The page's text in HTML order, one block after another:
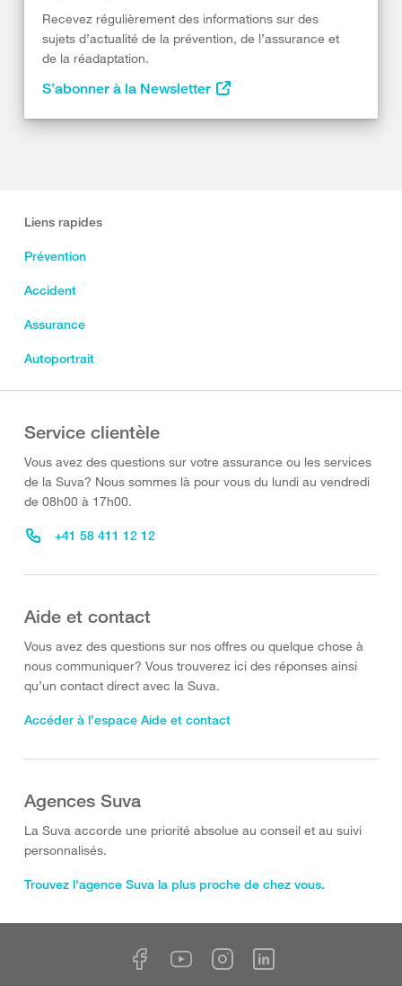
Recevez régulièrement des informations sur des
sujets d’actualité de la prévention, de l’assurance et
de la réadaptation.
S’abonner à la Newsletter
Liens rapides
Prévention
Accident
Assurance
Autoportrait
Service clientèle
Vous avez des questions sur votre assurance ou les services
de la Suva? Nous sommes là pour vous du lundi au vendredi
de 08h00 à 17h00.
+41 58 411 12 12
Aide et contact
Vous avez des questions sur nos offres ou quelque chose à
nous communiquer? Vous trouverez ici des réponses ainsi
qu’un contact direct avec la Suva.
Accéder à l’espace Aide et contact
Agences Suva
La Suva accorde une priorité absolue au conseil et au suivi
personnalisés.
Trouvez l'agence Suva la plus proche de chez vous.